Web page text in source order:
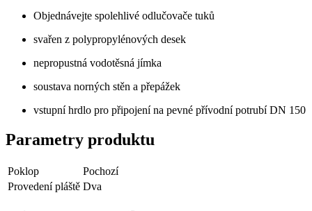
Objednávejte spolehlivé odlučovače tuků
svařen z polypropylénových desek
nepropustná vodotěsná jímka
soustava norných stěn a přepážek
vstupní hrdlo pro připojení na pevné přívodní potrubí DN 150
Parametry produktu
Poklop
Pochozí
Provedení pláště Dva